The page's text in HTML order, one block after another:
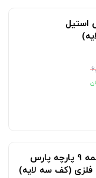
استیل
سرویس قابلمه 9 پارچه پارس
فلزی (کف سه لایه)